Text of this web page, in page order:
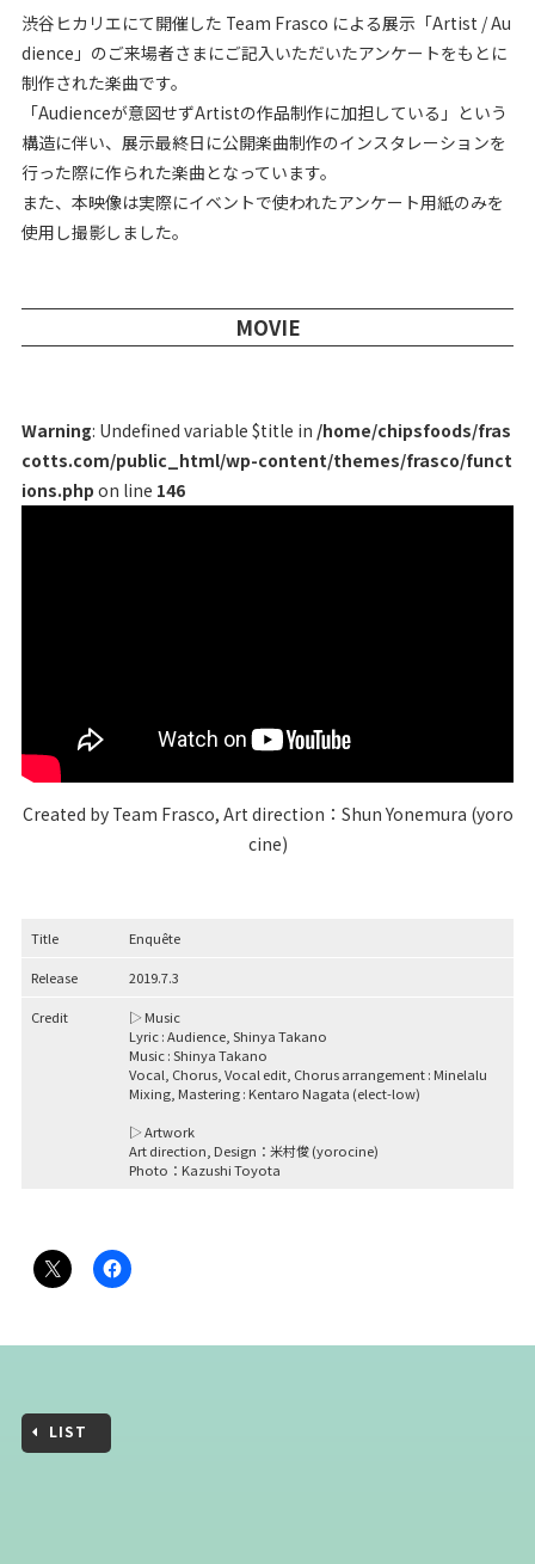
渋谷ヒカリエにて開催した Team Frasco による展示「Artist / Au
dience」のご来場者さまにご記入いただいたアンケートをもとに
制作された楽曲です。
「Audienceが意図せずArtistの作品制作に加担している」という
構造に伴い、展示最終日に公開楽曲制作のインスタレーションを
行った際に作られた楽曲となっています。
また、本映像は実際にイベントで使われたアンケート用紙のみを
使用し撮影しました。
MOVIE
Warning: Undefined variable $title in /home/chipsfoods/fras
cotts.com/public_html/wp-content/themes/frasco/funct
ions.php on line 146
Created by Team Frasco, Art direction：Shun Yonemura (yoro
cine)
Title Enquête
Release 2019.7.3
Credit
▷ Music
Lyric : Audience, Shinya Takano
Music : Shinya Takano
Vocal, Chorus, Vocal edit, Chorus arrangement : Minelalu
Mixing, Mastering : Kentaro Nagata (elect-low)
▷ Artwork
Art direction, Design：米村俊 (yorocine)
Photo：Kazushi Toyota
LIST